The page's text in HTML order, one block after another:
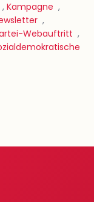
, Kampagne ,
,
Webauftritt ,